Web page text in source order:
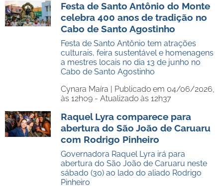
Festa de Santo Antônio do Monte
celebra 400 anos de tradição no
Cabo de Santo Agostinho
Festa de Santo Antônio tem atrações
culturais, feira sustentável e homenagens
a mestres locais no dia 13 de junho no
Cabo de Santo Agostinho
Cynara Maíra | Publicado em 04/06/2026,
às 12h09 - Atualizado às 12h37
Raquel Lyra comparece para
abertura do São João de Caruaru
com Rodrigo Pinheiro
Governadora Raquel Lyra irá para
abertura do São João de Caruaru neste
sábado (30) ao lado do aliado Rodrigo
Pinheiro